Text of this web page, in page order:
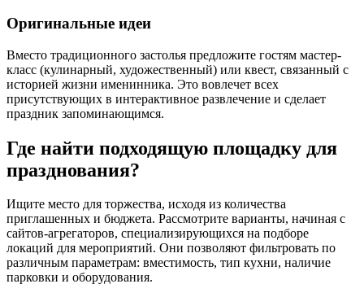
Оригинальные идеи
Вместо традиционного застолья предложите гостям мастер-
класс (кулинарный, художественный) или квест, связанный с
историей жизни именинника. Это вовлечет всех
присутствующих в интерактивное развлечение и сделает
праздник запоминающимся.
Где найти подходящую площадку для
празднования?
Ищите место для торжества, исходя из количества
приглашенных и бюджета. Рассмотрите варианты, начиная с
сайтов-агрегаторов, специализирующихся на подборе
локаций для мероприятий. Они позволяют фильтровать по
различным параметрам: вместимость, тип кухни, наличие
парковки и оборудования.